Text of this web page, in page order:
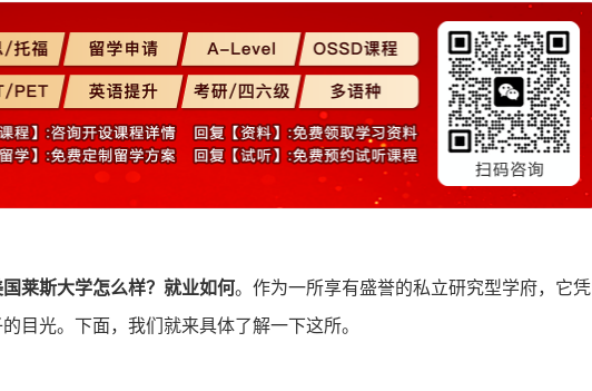
国莱斯大学怎么样？就业如何。作为一所享有盛誉的私立研究型学府，它凭
目光。下面，我们就来具体了解一下这所。